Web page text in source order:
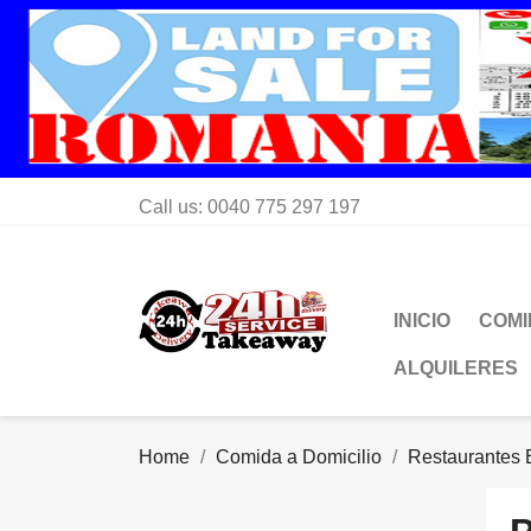
Call us: 0040 775 297 197
INICIO
ALQUILERES
Home Comida a Domicilio Restaurantes